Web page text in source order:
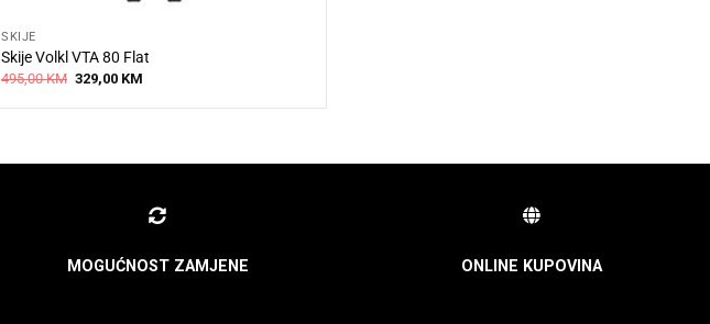
SKIJE
Skije Volkl VTA 80 Flat
495,00KM Original
price
329,00 KMCurrent
MOGUĆNOST ZAMJENE ONLINE KUPOVINA